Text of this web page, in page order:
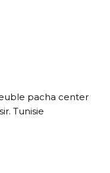
pacha center
Tunisie